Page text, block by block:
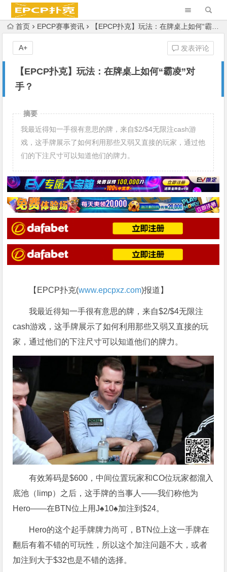
首页 EPCP赛事资讯 【EPCP扑克】玩法：在牌桌上如何“霸凌”对手？
【EPCP扑克】玩法：在牌桌上如何“霸凌”对
手？
发表评论
A+
摘要
我最近得知一手很有意思的牌，来自$2/$4无限注cash游
戏，这手牌展示了如何利用那些又弱又直接的玩家，通过他
们的下注尺寸可以知道他们的牌力。
【EPCP扑克(www.epcpxz.com)报道】
我最近得知一手很有意思的牌，来自$2/$4无限注
cash游戏，这手牌展示了如何利用那些又弱又直接的玩
家，通过他们的下注尺寸可以知道他们的牌力。
有效筹码是$600，中间位置玩家和CO位玩家都溜入
底池（limp）之后，这手牌的当事人——我们称他为
Hero——在BTN位上用J♠10♠加注到$24。
Hero的这个起手牌牌力尚可，BTN位上这一手牌在
翻后有着不错的可玩性，所以这个加注问题不大，或者
加注到大于$32也是不错的选择。